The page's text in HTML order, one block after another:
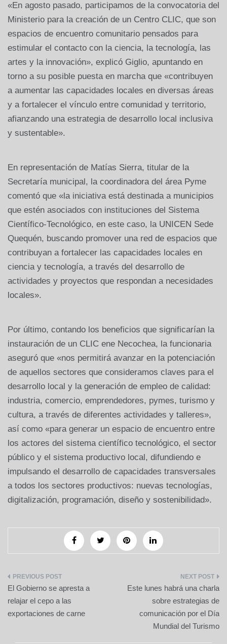
«En agosto pasado, participamos de la convocatoria del
Ministerio para la creación de un Centro CLIC, que son
espacios de encuentro comunitario pensados para
estimular el contacto con la ciencia, la tecnología, las
artes y la innovación», explicó Giglio, apuntando en
torno a su posible puesta en marcha que «contribuyen
a aumentar las capacidades locales en diversas áreas
y a fortalecer el vínculo entre comunidad y territorio,
afianzando una estrategia de desarrollo local inclusiva
y sustentable».
En representación de Matías Sierra, titular de la
Secretaría municipal, la coordinadora del área Pyme
comentó que «la iniciativa está destinada a municipios
que estén asociados con instituciones del Sistema
Científico-Tecnológico, en este caso, la UNICEN Sede
Quequén, buscando promover una red de espacios que
contribuyan a fortalecer las capacidades locales en
ciencia y tecnología, a través del desarrollo de
actividades y proyectos que respondan a necesidades
locales».
Por último, contando los beneficios que significarían la
instauración de un CLIC ene Necochea, la funcionaria
aseguró que «nos permitirá avanzar en la potenciación
de aquellos sectores que consideramos claves para el
desarrollo local y la generación de empleo de calidad:
industria, comercio, emprendedores, pymes, turismo y
cultura, a través de diferentes actividades y talleres»,
así como «para generar un espacio de encuentro entre
los actores del sistema científico tecnológico, el sector
público y el sistema productivo local, difundiendo e
impulsando el desarrollo de capacidades transversales
a todos los sectores productivos: nuevas tecnologías,
digitalización, programación, diseño y sostenibilidad».
Navegación
de
entradas
El Gobierno se apresta a
relajar el cepo a las
exportaciones de carne
Este lunes habrá una charla
sobre estrategias de
comunicación por el Día
Mundial del Turismo